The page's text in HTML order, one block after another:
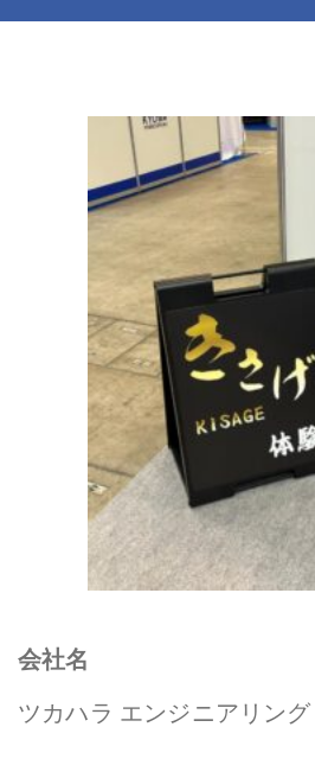
会社名
ツカハラ エンジニアリング